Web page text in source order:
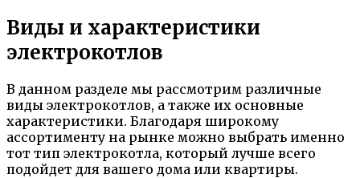
Виды и характеристики
электрокотлов
В данном разделе мы рассмотрим различные
виды электрокотлов, а также их основные
характеристики. Благодаря широкому
ассортименту на рынке можно выбрать именно
тот тип электрокотла, который лучше всего
подойдет для вашего дома или квартиры.